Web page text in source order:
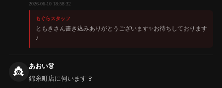
2026-06-10 18:58:32
もぐらスタッフ
ともきさん書き込みありがとうございます✨️お待ちしております
♪
👸
あおい👗
錦糸町店に伺います🍷